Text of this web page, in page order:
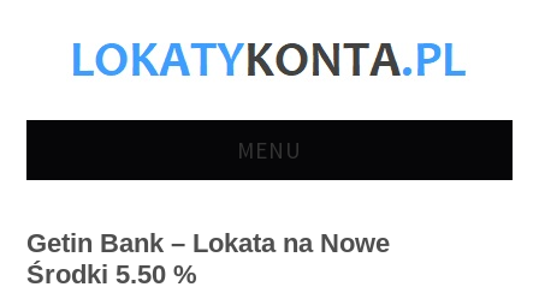
MENU
KONTA
Getin Bank – Lokata na Nowe
Środki 5.50 %